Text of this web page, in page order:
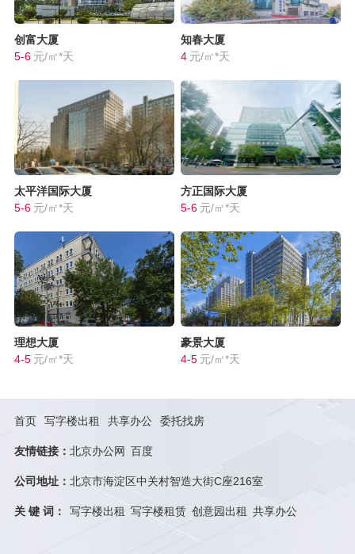
创富大厦
5-6 元/㎡*天
知春大厦
4 元/㎡*天
太平洋国际大厦
5-6 元/㎡*天
方正国际大厦
5-6 元/㎡*天
理想大厦
4-5 元/㎡*天
豪景大厦
4-5 元/㎡*天
首页 写字楼出租 共享办公 委托找房
友情链接： 北京办公网 百度
公司地址： 北京市海淀区中关村智造大街C座216室
关 键 词： 写字楼出租 写字楼租赁 创意园出租 共享办公